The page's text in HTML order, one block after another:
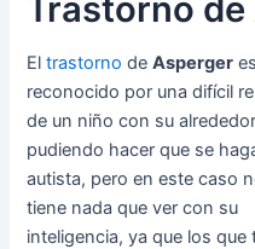
Trastorno
Eltrastorno deAsperger es
reconocido por una difícil
de un niño con su
pudiendo hacer que se
autista, pero en este caso
tiene nada que ver con su
inteligencia, ya que los que